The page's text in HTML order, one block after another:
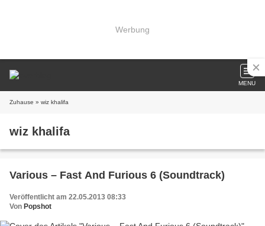
Werbung
MENU
Zuhause » wiz khalifa
wiz khalifa
Various – Fast And Furious 6 (Soundtrack)
Veröffentlicht am 22.05.2013 08:33
Von Popshot